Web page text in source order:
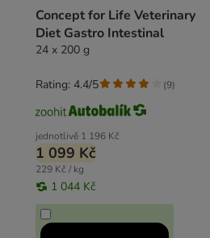
Concept for Life Veterinary
Diet Gastro Intestinal
24 x 200 g
jednotlivě 1 196 Kč
1 099 Kč
229 Kč / kg
1 044 Kč
Rating: 4.4/5 (9)